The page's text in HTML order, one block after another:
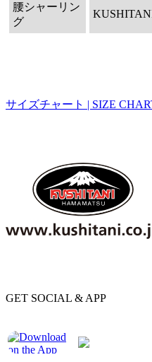
腰シャーリン
グ
サイズチャート | SIZE
GET SOCIAL & APP